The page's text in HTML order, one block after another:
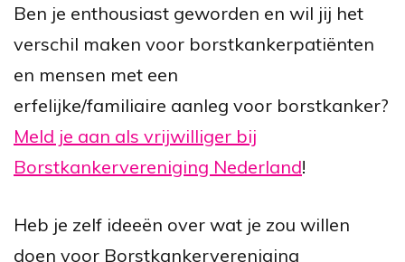
Ben je enthousiast geworden en wil jij het
verschil maken voor borstkankerpatiënten
en mensen met een
erfelijke/familiaire aanleg voor borstkanker?
Meld je aan als vrijwilliger bij
Borstkankervereniging Nederland!
Heb je zelf ideeën over wat je zou willen
doen voor Borstkankervereniging